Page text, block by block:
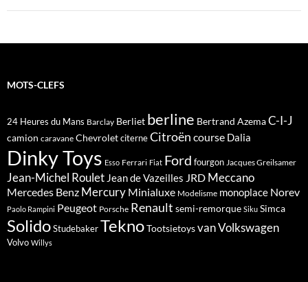
MOTS-CLEFS
24 Heures du Mans Barclay Berliet berline Bertrand AzemaC-I-J
camion caravane ChevroletciterneCitroën course Dalia
Dinky Toys Esso Ferrari Fiat Ford fourgon Jacques Greilsamer
Jean-Michel Roulet Jean de Vazeilles JRD Meccano
Mercedes Benz Mercury Minialuxe Modelisme monoplace Norev
Paolo Rampini Peugeot Porsche Renault semi-remorque Siku Simca
SolidoStudebakerTeknoTootsietoysvanVolkswagen
Volvo Willys